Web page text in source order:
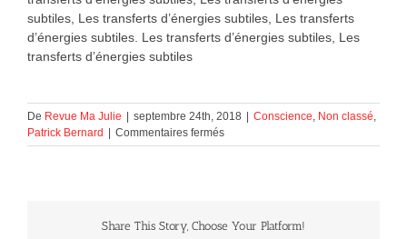
subtiles, Les transferts d’énergies subtiles, Les transferts
d’énergies subtiles. Les transferts d’énergies subtiles, Les
transferts d’énergies subtiles
De Revue Ma Julie | septembre 24th, 2018 | Conscience, Non classé,
Patrick Bernard | Commentaires ferméssur
Les
Share This Story, Choose Your Platform!